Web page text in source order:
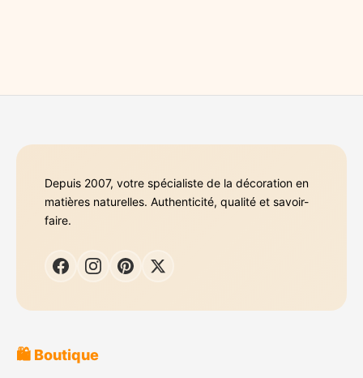
Depuis 2007, votre spécialiste de la décoration en
matières naturelles. Authenticité, qualité et savoir-
faire.
🛍️ Boutique